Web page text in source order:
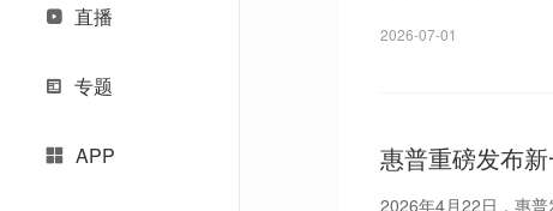
直播
专题
APP
2026-07-01
惠普重磅发布
2026年4月22日，惠